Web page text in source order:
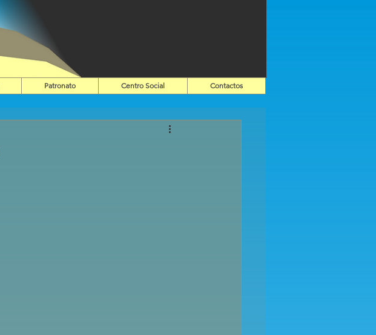
Patronato Centro Social Contactos